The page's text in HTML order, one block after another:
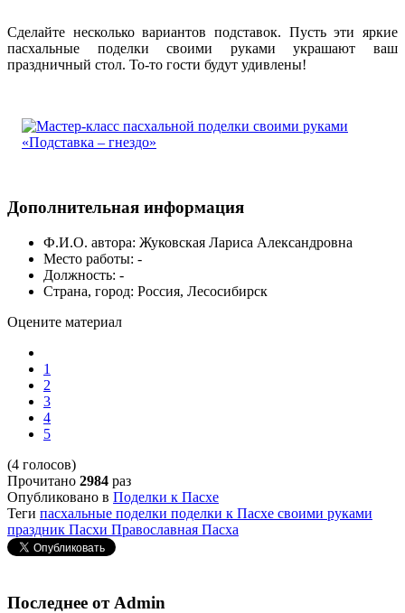
Сделайте несколько вариантов подставок. Пусть эти яркие
пасхальные поделки своими руками украшают ваш
праздничный стол. То-то гости будут удивлены!
Дополнительная информация
Ф.И.О. автора: Жуковская Лариса Александровна
Место работы: -
Должность: -
Страна, город: Россия, Лесосибирск
Оцените материал
1
2
3
4
5
(4 голосов)
Прочитано 2984 раз
Опубликовано в Поделки к Пасхе
Теги пасхальные поделки поделки к Пасхе своими руками
праздник Пасхи Православная Пасха
Последнее от Admin